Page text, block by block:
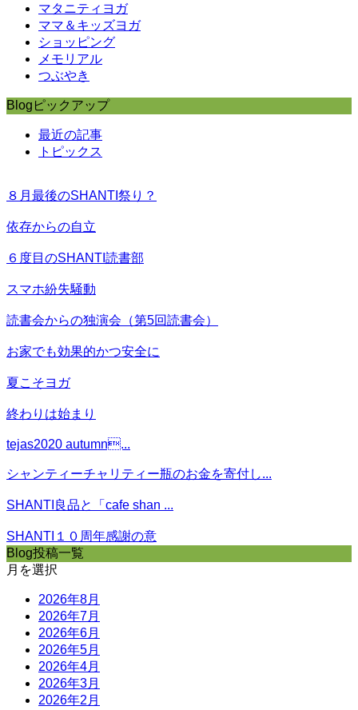
マタニティヨガ
ママ＆キッズヨガ
ショッピング
メモリアル
つぶやき
Blogピックアップ
最近の記事
トピックス
８月最後のSHANTI祭り？
依存からの自立
６度目のSHANTI読書部
スマホ紛失騒動
読書会からの独演会（第5回読書会）
お家でも効果的かつ安全に
夏こそヨガ
終わりは始まり
tejas2020 autumn...
シャンティーチャリティー瓶のお金を寄付し...
SHANTI良品と「cafe shan ...
SHANTI１０周年感謝の意
Blog投稿一覧
月を選択
2026年8月
2026年7月
2026年6月
2026年5月
2026年4月
2026年3月
2026年2月